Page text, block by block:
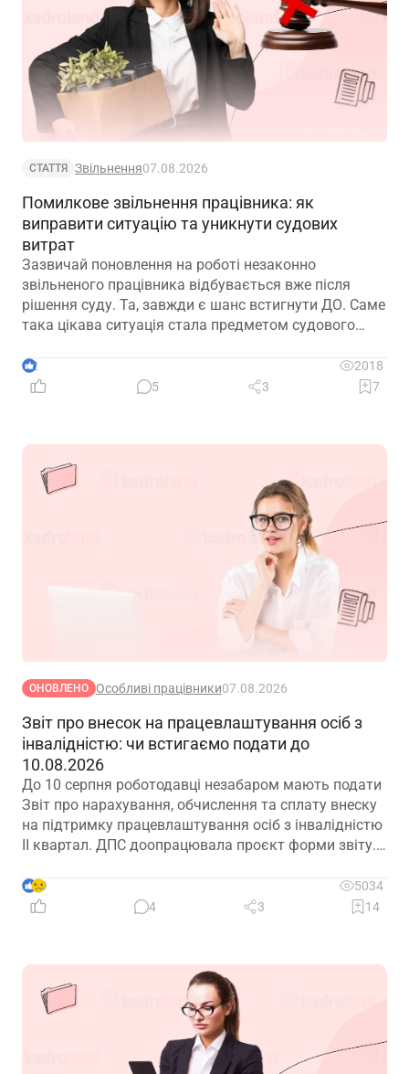
СТАТТЯ Звільнення07.08.2026
Помилкове звільнення працівника: як
виправити ситуацію та уникнути судових
витрат
Зазвичай поновлення на роботі незаконно
звільненого працівника відбувається вже після
рішення суду. Та, завжди є шанс встигнути ДО. Саме
така цікава ситуація стала предметом судового
скасував помилково виданий наказ про звільнення.
Розберемо її докладно
2
2018
5
3 7
ОНОВЛЕНО Особливі працівники07.08.2026
Звіт про внесок на працевлаштування осіб з
інвалідністю: чи встигаємо подати до
10.08.2026
До 10 серпня роботодавці незабаром мають подати
Звіт про нарахування, обчислення та сплату внеску
на підтримку працевлаштування осіб з інвалідністю
ІІ квартал. ДПС доопрацювала проєкт форми звіту.
далі
9
5034
4
3 14